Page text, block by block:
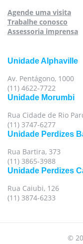
Agende uma visita
Trabalhe conosco
Assessoria imprensa
Unidade Alphaville
Av. Pentágono, 1000
(11) 4622-7722
Unidade Morumbi
Rua Cidade de Rio
(11) 3747-6277
Unidade Perdizes
Rua Bartira, 373
(11) 3865-3988
Unidade Perdizes
Rua Caiubi, 126
(11) 3874-6233
©
Para oferecer